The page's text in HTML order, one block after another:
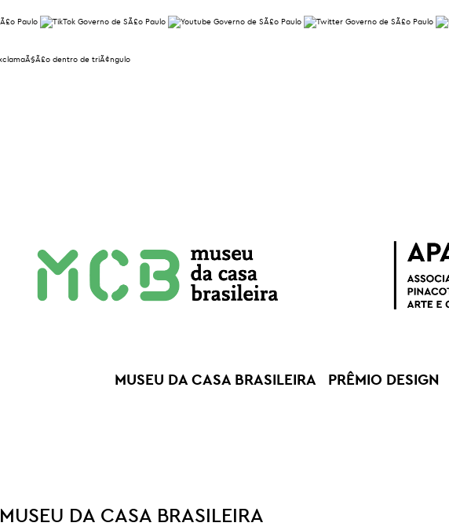
MUSEU DA CASA BRASILEIRA PRÊMIO DESIGN
MUSEU DA CASA BRASILEIRA